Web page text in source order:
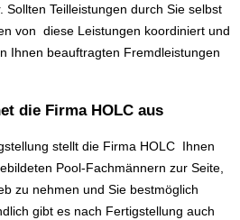
Sollten Teilleistungen durch Sie selbst
von diese Leistungen koordiniert und
Ihnen beauftragten Fremdleistungen
die Firma HOLC aus
stellt die Firma HOLC Ihnen
Pool-Fachmännern zur Seite,
zu nehmen und Sie bestmöglich
gibt es nach Fertigstellung auch